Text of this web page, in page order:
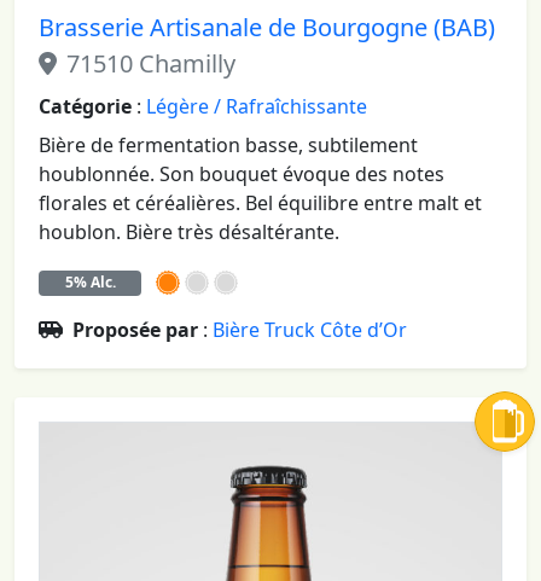
Brasserie Artisanale de Bourgogne (BAB)
71510 Chamilly
Catégorie : Légère / Rafraîchissante
Bière de fermentation basse, subtilement
houblonnée. Son bouquet évoque des notes
florales et céréalières. Bel équilibre entre malt et
houblon. Bière très désaltérante.
5% Alc.
Proposée par : Bière Truck Côte d’Or